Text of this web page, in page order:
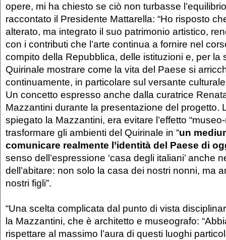
opere, mi ha chiesto se ciò non turbasse
raccontato il Presidente Mattarella: “Ho risposto
alterato, ma integrato il suo patrimonio artistico,
con i contributi che l’arte continua a fornire nel
compito della Repubblica, delle istituzioni e, per la
Quirinale mostrare come la vita del Paese si
continuamente, in particolare sul versante culturale
Un concetto espresso anche dalla curatrice
Mazzantini durante la presentazione del progetto.
spiegato la Mazzantini, era evitare l’effetto
trasformare gli ambienti del Quirinale in “un
comunicare realmente l’identità del Paese di
senso dell’espressione ‘casa degli italiani’ anche
dell’abitare: non solo la casa dei nostri nonni, ma
nostri figli”.
“Una scelta complicata dal punto di vista
la Mazzantini, che è architetto e museografo:
rispettare al massimo l’aura di questi luoghi